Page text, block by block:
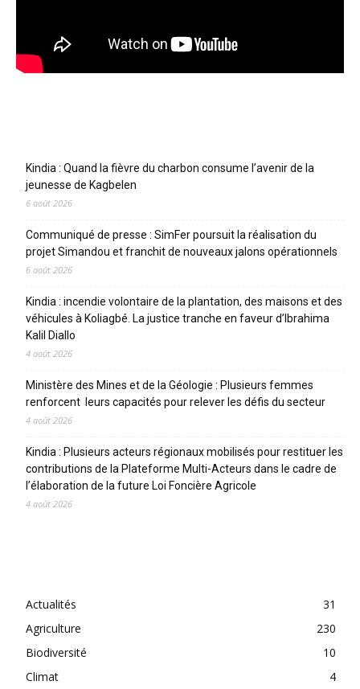
Kindia : Quand la fièvre du charbon consume l’avenir de la
jeunesse de Kagbelen
6 août 2026
Communiqué de presse : SimFer poursuit la réalisation du
projet Simandou et franchit de nouveaux jalons opérationnels
6 août 2026
Kindia : incendie volontaire de la plantation, des maisons et des
véhicules à Koliagbé. La justice tranche en faveur d’Ibrahima
Kalil Diallo
4 août 2026
Ministère des Mines et de la Géologie : Plusieurs femmes
renforcent leurs capacités pour relever les défis du secteur
4 août 2026
Kindia : Plusieurs acteurs régionaux mobilisés pour restituer les
contributions de la Plateforme Multi-Acteurs dans le cadre de
l’élaboration de la future Loi Foncière Agricole
4 août 2026
Actualités
31
Agriculture
230
Biodiversité
10
Climat
4